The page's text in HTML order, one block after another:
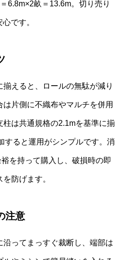
6.8m×2畝＝13.6m。切り売り
です。
えると、ロールの無駄が減り
は片側に不織布やマルチを併用
は共通規格の2.1mを基準に揃
すると運用がシンプルです。消
を持って購入し、破損時の即
防げます。
注意
沿ってまっすぐ裁断し、端部は